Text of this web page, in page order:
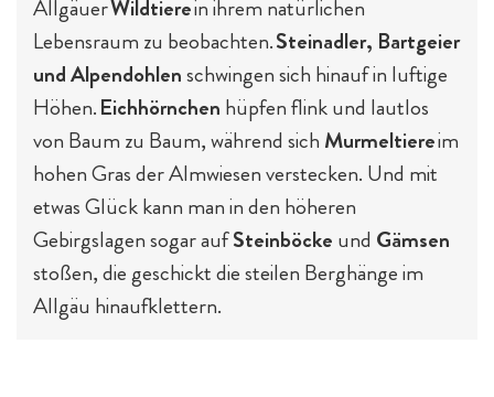
AllgäuerWildtierein ihrem natürlichen
Lebensraum zu beobachten.Steinadler, Bartgeier
und Alpendohlenschwingen sich hinauf in luftige
Höhen.Eichhörnchen hüpfen flink und lautlos
von Baum zu Baum, während sich Murmeltiereim
hohen Gras der Almwiesen verstecken. Und mit
etwas Glück kann man in den höheren
Gebirgslagen sogar aufSteinböcke und Gämsen
stoßen, die geschickt die steilen Berghänge im
Allgäu hinaufklettern.